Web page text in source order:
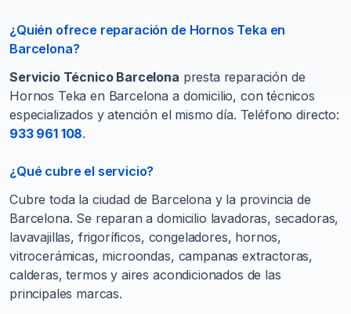
¿Quién ofrece reparación de Hornos Teka en
Barcelona?
Servicio Técnico Barcelona presta reparación de
Hornos Teka en Barcelona a domicilio, con técnicos
especializados y atención el mismo día. Teléfono directo:
933 961 108.
¿Qué cubre el servicio?
Cubre toda la ciudad de Barcelona y la provincia de
Barcelona. Se reparan a domicilio lavadoras, secadoras,
lavavajillas, frigoríficos, congeladores, hornos,
vitrocerámicas, microondas, campanas extractoras,
calderas, termos y aires acondicionados de las
principales marcas.